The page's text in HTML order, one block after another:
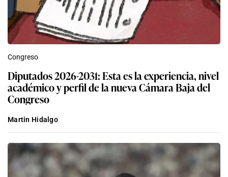
Congreso
Diputados 2026-2031: Esta es la experiencia, nivel
académico y perfil de la nueva Cámara Baja del
Congreso
Martin Hidalgo